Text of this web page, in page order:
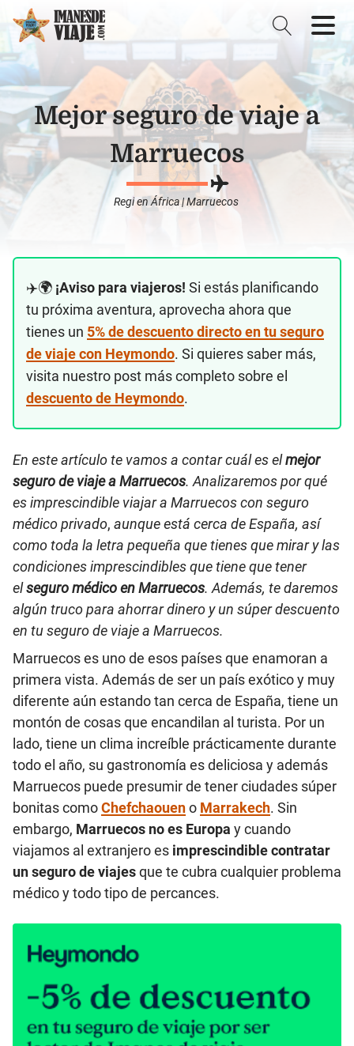
Mejor seguro de viaje a
Marruecos
Regien África|Marruecos
✈️🌍 ¡Aviso para viajeros! Si estás planificando
tu próxima aventura, aprovecha ahora que
tienes un 5% de descuento directo en tu seguro
de viaje con Heymondo. Si quieres saber más,
visita nuestro post más completo sobre el
descuento de Heymondo.
En este artículo te vamos a contar cuál es elmejor
seguro de viaje a Marruecos. Analizaremos por qué
es imprescindible viajar a Marruecos con seguro
médico privado, aunque está cerca de España, así
como toda la letra pequeña que tienes que mirar y las
condiciones imprescindibles que tiene que tener
elseguro médico en Marruecos. Además, te daremos
algún truco para ahorrar dinero y un súper descuento
en tu seguro de viaje a Marruecos.
Marruecos es uno de esos países que enamoran a
primera vista. Además de ser un país exótico y muy
diferente aún estando tan cerca de España, tiene un
montón de cosas que encandilan al turista. Por un
lado, tiene un clima increíble prácticamente durante
todo el año, su gastronomía es deliciosa y además
Marruecos puede presumir de tener ciudades súper
bonitas comoChefchaoueno Marrakech. Sin
embargo, Marruecos no es Europa y cuando
viajamos al extranjero es imprescindible contratar
un seguro de viajesque te cubra cualquier problema
médico y todo tipo de percances.